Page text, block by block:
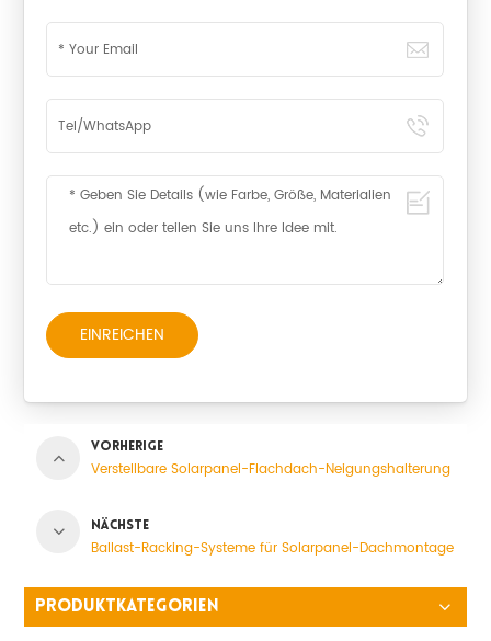
EINREICHEN
VORHERIGE
Verstellbare Solarpanel-Flachdach-Neigungshalterung
NÄCHSTE
Ballast-Racking-Systeme für Solarpanel-Dachmontage
PRODUKTKATEGORIEN